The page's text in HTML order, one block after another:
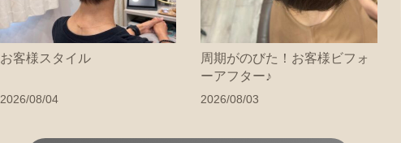
お客様スタイル
2026/08/04
周期がのびた！お客様ビフォ
ーアフター♪
2026/08/03